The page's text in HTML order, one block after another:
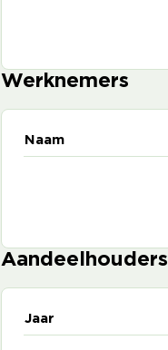
Werknemers
Naam
Aandeelhouders
Jaar